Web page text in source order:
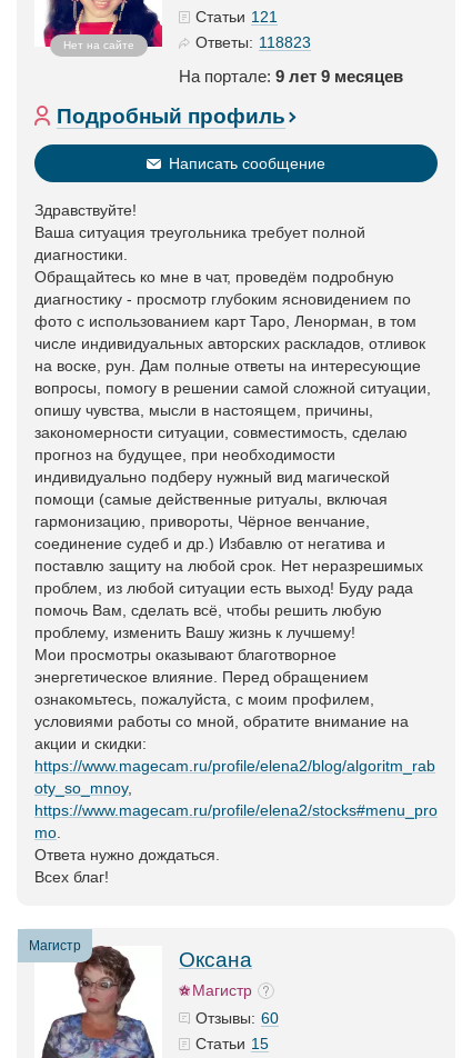
Нет на сайте
Статьи 121
Ответы: 118823
На портале: 9 лет 9 месяцев
Подробный профиль
Написать сообщение
Здравствуйте!
Ваша ситуация треугольника требует полной
диагностики.
Обращайтесь ко мне в чат, проведём подробную
диагностику - просмотр глубоким ясновидением по
фото с использованием карт Таро, Ленорман, в том
числе индивидуальных авторских раскладов, отливок
на воске, рун. Дам полные ответы на интересующие
вопросы, помогу в решении самой сложной ситуации,
опишу чувства, мысли в настоящем, причины,
закономерности ситуации, совместимость, сделаю
прогноз на будущее, при необходимости
индивидуально подберу нужный вид магической
помощи (самые действенные ритуалы, включая
гармонизацию, привороты, Чёрное венчание,
соединение судеб и др.) Избавлю от негатива и
поставлю защиту на любой срок. Нет неразрешимых
проблем, из любой ситуации есть выход! Буду рада
помочь Вам, сделать всё, чтобы решить любую
проблему, изменить Вашу жизнь к лучшему!
Мои просмотры оказывают благотворное
энергетическое влияние. Перед обращением
ознакомьтесь, пожалуйста, с моим профилем,
условиями работы со мной, обратите внимание на
акции и скидки:
https://www.magecam.ru/profile/elena2/blog/algoritm_rab
oty_so_mnoy,
https://www.magecam.ru/profile/elena2/stocks#menu_pro
mo
Ответа нужно дождаться.
Всех благ!
Магистр
Оксана
Магистр
Отзывы: 60
Статьи 15